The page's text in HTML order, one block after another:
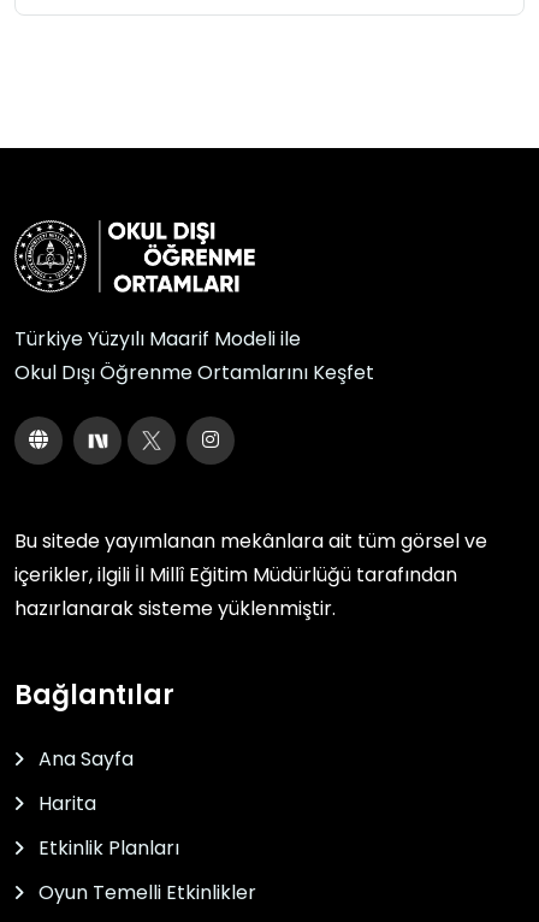
Türkiye Yüzyılı Maarif Modeli ile
Okul Dışı Öğrenme Ortamlarını Keşfet
Bu sitede yayımlanan mekânlara ait tüm görsel ve
içerikler, ilgili İl Millî Eğitim Müdürlüğü tarafından
hazırlanarak sisteme yüklenmiştir.
Bağlantılar
Ana Sayfa
Harita
Etkinlik Planları
Oyun Temelli Etkinlikler